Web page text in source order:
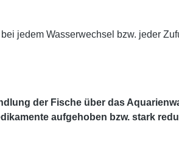
jedem Wasserwechsel bzw. jeder
der Fische über das
aufgehoben bzw. stark